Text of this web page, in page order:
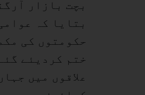
بچت بازار
بتایا کہ
حکومتوں کی
ختم کردیئے
علاقوں میں